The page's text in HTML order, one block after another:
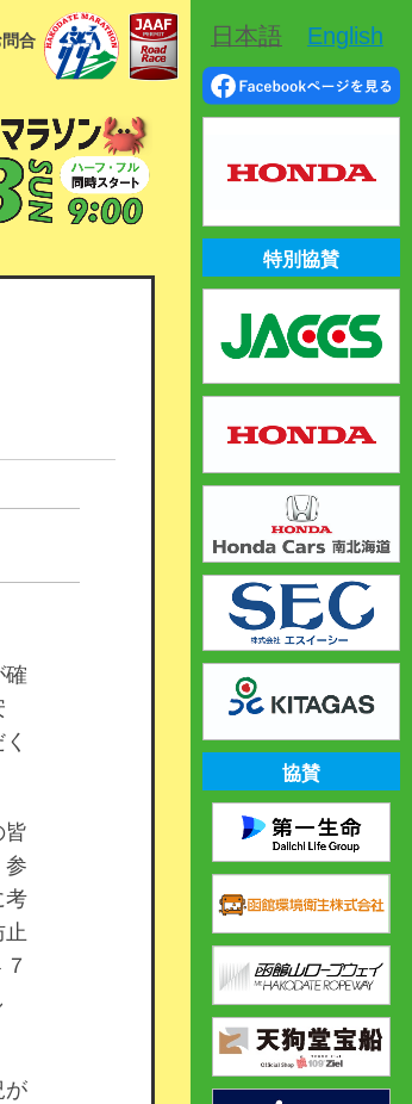
合
確
皆
参
考
止
が
日本語 English
特別協賛
協賛